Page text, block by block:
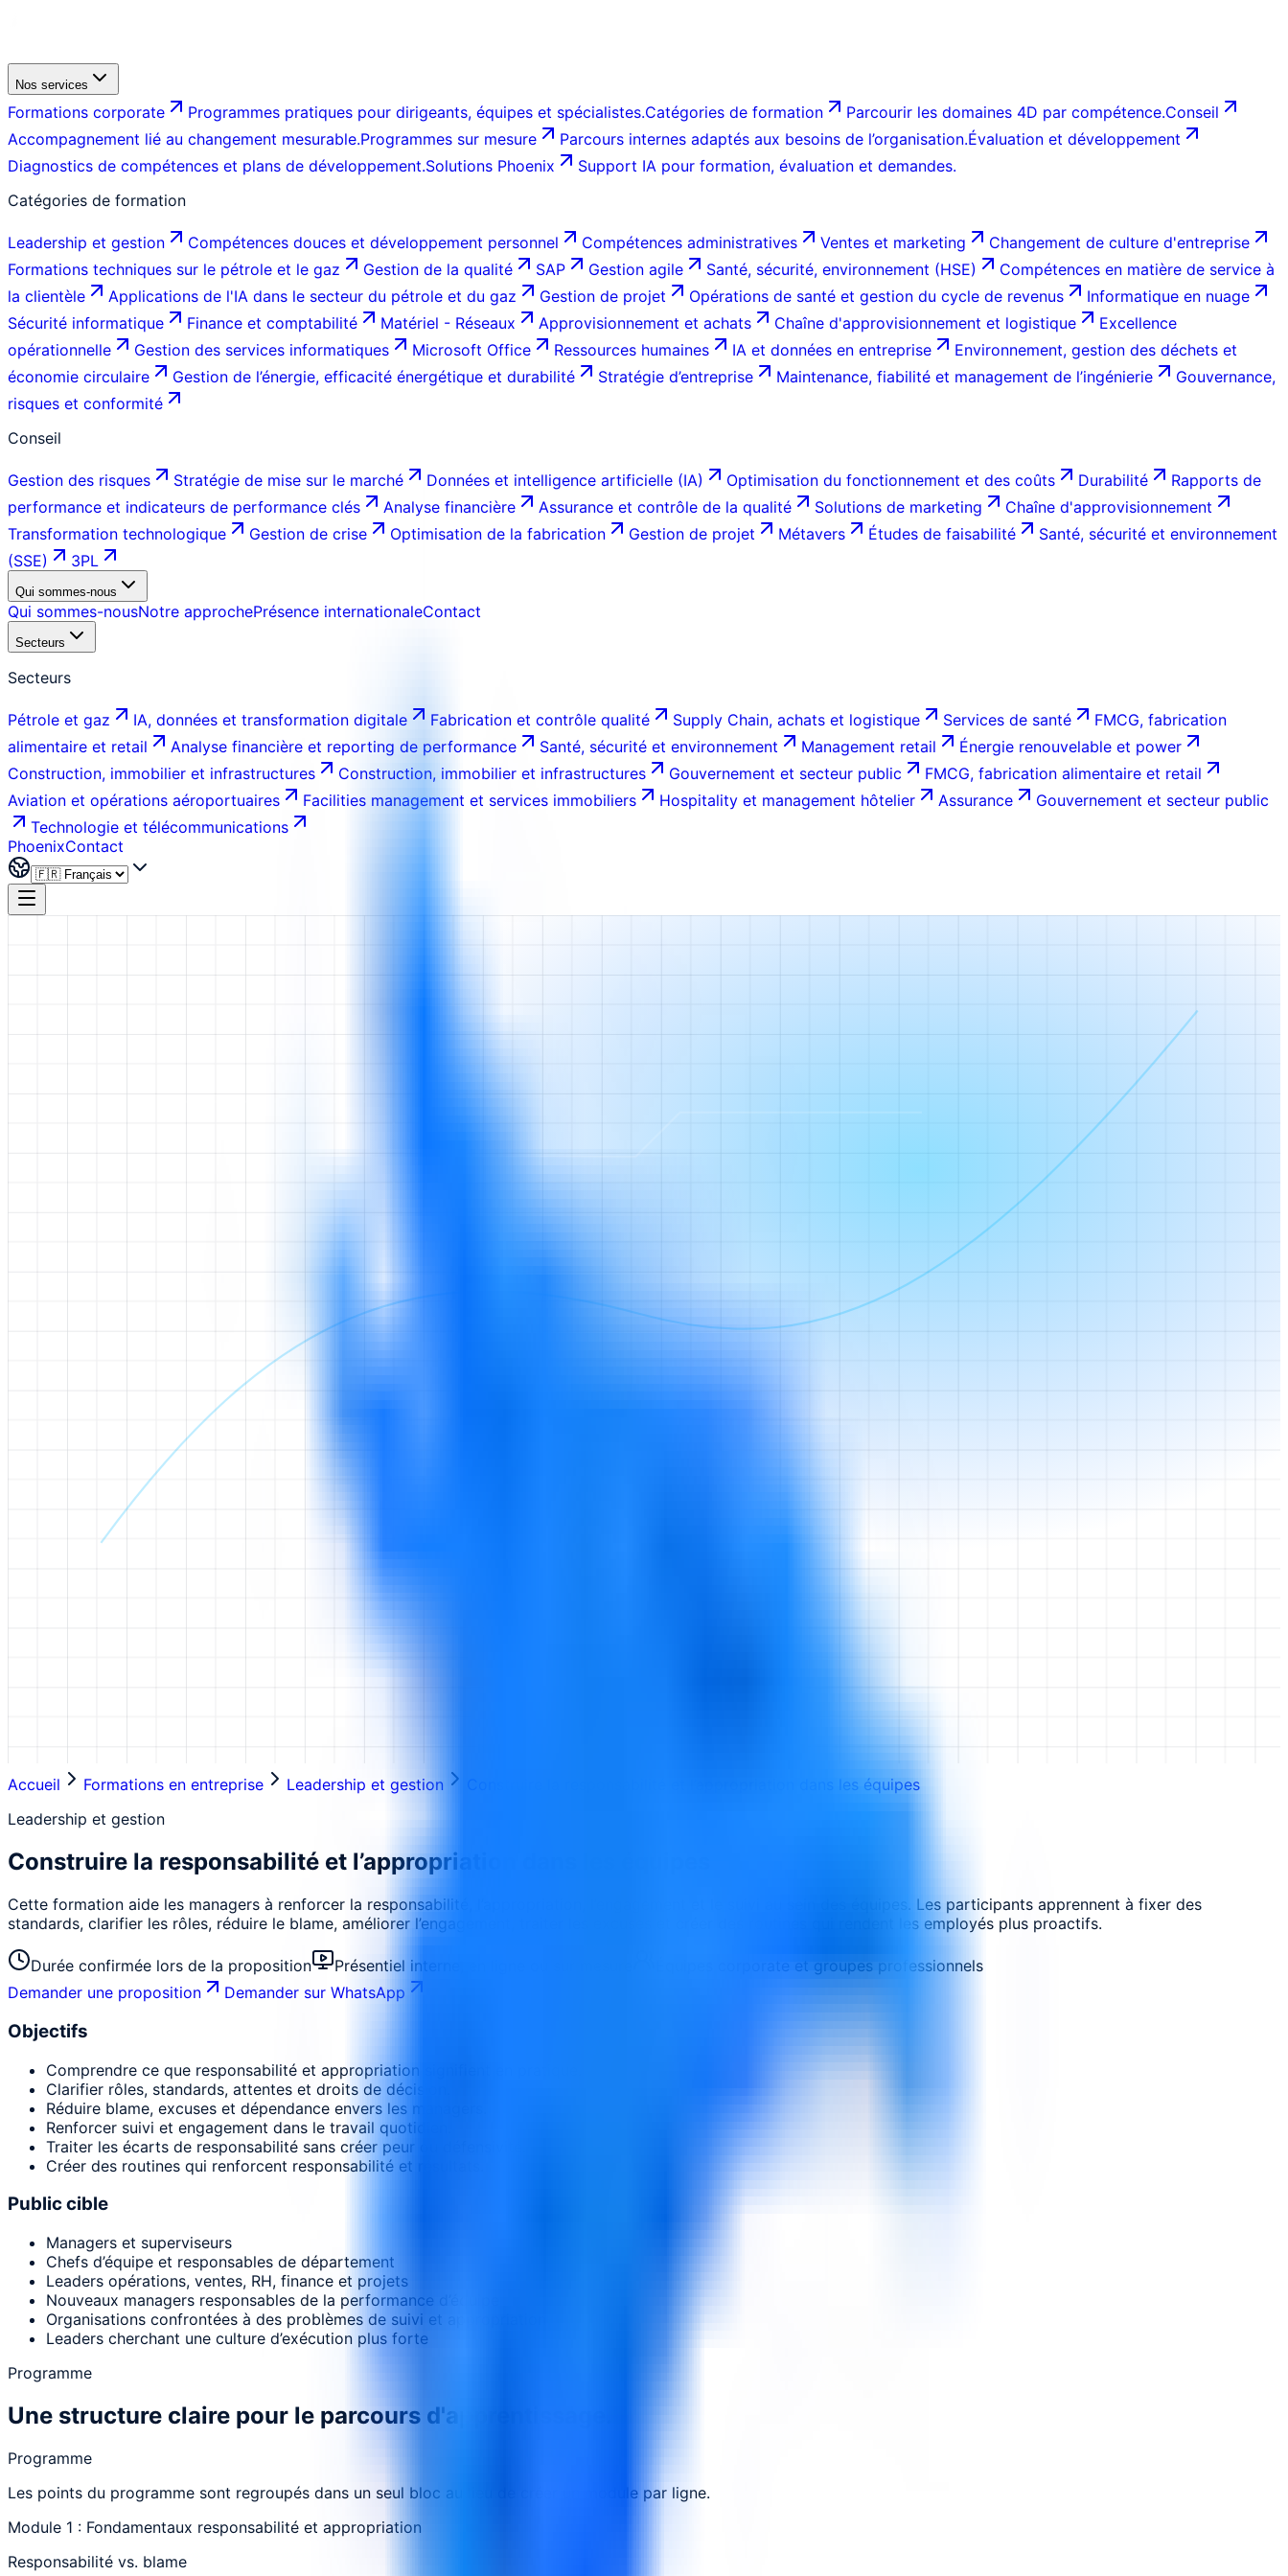
Nos services
Formations corporate Programmes pratiques pour dirigeants, équipes et spécialistes.Catégories de formation Parcourir les domaines 4D par compétence.Conseil
Accompagnement lié au changement mesurable.Programmes sur mesure Parcours internes adaptés aux besoins de l’organisation.Évaluation et développement
Diagnostics de compétences et plans de développement.Solutions Phoenix
Support IA pour formation, évaluation et demandes.
Catégories de formation
Leadership et gestion Compétences douces et développement personnel Compétences administratives Ventes et marketing
Changement de culture d'entreprise
Formations techniques sur le pétrole et le gaz
Gestion de la qualité SAP Gestion agile Santé, sécurité, environnement (HSE)
Compétences en matière de service à
la clientèle
Applications de l'IA dans le secteur du pétrole et du gaz Gestion de projet Opérations de santé et gestion du cycle de revenus
Informatique en nuage
Sécurité informatique
Finance et comptabilité Matériel - Réseaux Approvisionnement et achats Chaîne d'approvisionnement et logistique
Excellence
opérationnelle
Gestion des services informatiques Microsoft Office Ressources humaines IA et données en entreprise
Environnement, gestion des déchets et
économie circulaire
Gestion de l’énergie, efficacité énergétique et durabilité Stratégie d’entreprise Maintenance, fiabilité et management de l’ingénierie
Gouvernance,
risques et conformité
Conseil
Gestion des risques Stratégie de mise sur le marché Données et intelligence artificielle (IA) Optimisation du fonctionnement et des coûts Durabilité
Rapports de
performance et indicateurs de performance clés
Analyse financière Assurance et contrôle de la qualité Solutions de marketing
Chaîne d'approvisionnement
Transformation technologique
Gestion de crise Optimisation de la fabrication Gestion de projet Métavers Études de faisabilité
Santé, sécurité et environnement
(SSE)
3PL
Qui sommes-nous
Qui sommes-nousNotre approchePrésence internationaleContact
Secteurs
Secteurs
Pétrole et gaz IA, données et transformation digitale Fabrication et contrôle qualité Supply Chain, achats et logistique Services de santé
FMCG, fabrication
alimentaire et retail
Analyse financière et reporting de performance Santé, sécurité et environnement Management retail
Énergie renouvelable et power
Construction, immobilier et infrastructures
Construction, immobilier et infrastructures Gouvernement et secteur public
FMCG, fabrication alimentaire et retail
Aviation et opérations aéroportuaires
Facilities management et services immobiliers Hospitality et management hôtelier Assurance
Gouvernement et secteur public
Technologie et télécommunications
PhoenixContact
Accueil Formations en entreprise Leadership et gestion
Construire la responsabilité et l’appropriation dans les équipes
Leadership et gestion
Construire la responsabilité et l’appropriation dans les équipes
Cette formation aide les managers à renforcer la responsabilité, l’appropriation, l’engagement et le suivi au sein des équipes. Les participants apprennent à fixer des
standards, clarifier les rôles, réduire le blame, améliorer l’engagement, traiter les excuses et créer des routines qui rendent les employés plus proactifs.
Durée confirmée lors de la proposition Présentiel interne, en ligne ou sur mesure
Équipes corporate et groupes professionnels
Demander une proposition
Demander sur WhatsApp
Objectifs
Comprendre ce que responsabilité et appropriation signifient en pratique.
Clarifier rôles, standards, attentes et droits de décision.
Réduire blame, excuses et dépendance envers les managers.
Renforcer suivi et engagement dans le travail quotidien.
Traiter les écarts de responsabilité sans créer peur ou défensivité.
Créer des routines qui renforcent responsabilité et résultats.
Public cible
Managers et superviseurs
Chefs d’équipe et responsables de département
Leaders opérations, ventes, RH, finance et projets
Nouveaux managers responsables de la performance d’équipe
Organisations confrontées à des problèmes de suivi et appropriation
Leaders cherchant une culture d’exécution plus forte
Programme
Une structure claire pour le parcours d'apprentissage.
Programme
Les points du programme sont regroupés dans un seul bloc au lieu de créer un module par ligne.
Module 1 : Fondamentaux responsabilité et appropriation
Responsabilité vs. blame